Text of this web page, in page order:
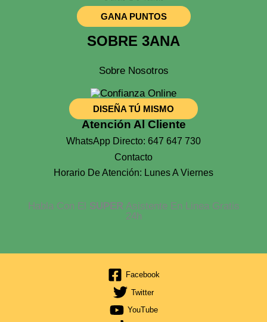
GANA PUNTOS
SOBRE 3ANA
Sobre Nosotros
DISEÑA TÚ MISMO
Atención Al Cliente
WhatsApp Directo: 647 647 730
Contacto
Horario De Atención: Lunes A Viernes
Habla Con El SUPER Asistente En Linea Gratis
24h
Facebook
Twitter
YouTube